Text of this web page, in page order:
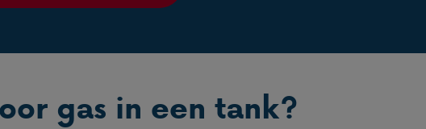
gas in een tank?